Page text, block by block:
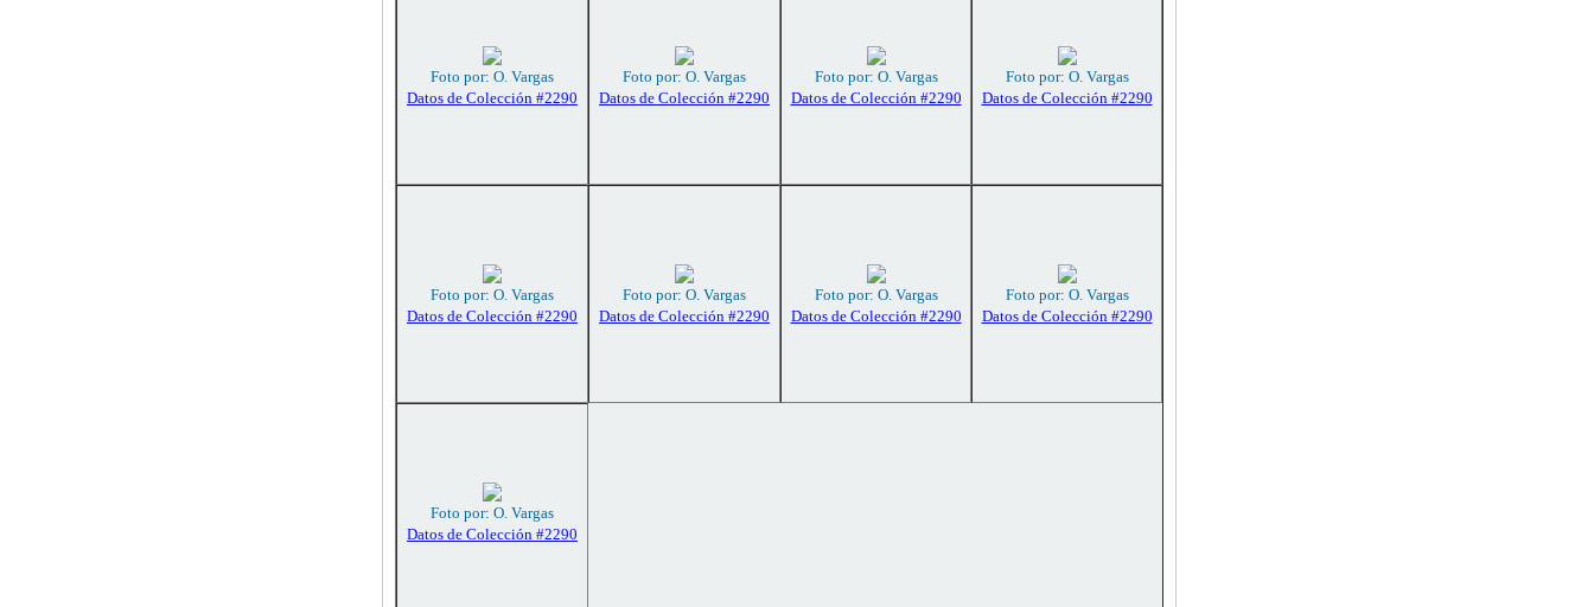
Foto por: O. Vargas
Datos de Colección #2290
Foto por: O. Vargas
Datos de Colección #2290
Foto por: O. Vargas
Datos de Colección #2290
Foto por: O. Vargas
Datos de Colección #2290
Foto por: O. Vargas
Datos de Colección #2290
Foto por: O. Vargas
Datos de Colección #2290
Foto por: O. Vargas
Datos de Colección #2290
Foto por: O. Vargas
Datos de Colección #2290
Foto por: O. Vargas
Datos de Colección #2290